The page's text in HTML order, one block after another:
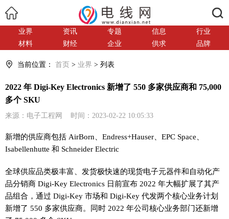
业界 资讯 专题 信息
行业
材料
财经 企业 供求 品牌
当前位置： 首页 > 业界 > 列表
2022 年 Digi-Key Electronics 新增了 550 多家供应商和 75,000
多个 SKU
来源：电子工程网 时间：2023-02-22 10:05:33
新增的供应商包括 AirBorn、Endress+Hauser、EPC Space、
Isabellenhutte 和 Schneider Electric
全球供应品类极丰富、发货极快速的现货电子元器件和自动化产
品分销商 Digi-Key Electronics 日前宣布 2022 年大幅扩展了其产
品组合，通过 Digi-Key 市场和 Digi-Key 代发两个核心业务计划
新增了 550 多家供应商。同时 2022 年公司核心业务部门还新增